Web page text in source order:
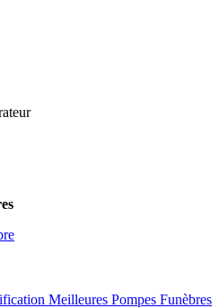
Meilleures Pompes Funèbres